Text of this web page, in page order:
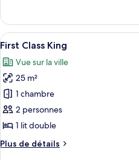
Room
le
type
de
Premium
King
Room
Afficher
toutes
les
photos
pour
ce
type
chambre :
13
First Class King
Vue sur la ville
25 m²
1 chambre
2 personnes
1 lit double
Plus de détails
Plus